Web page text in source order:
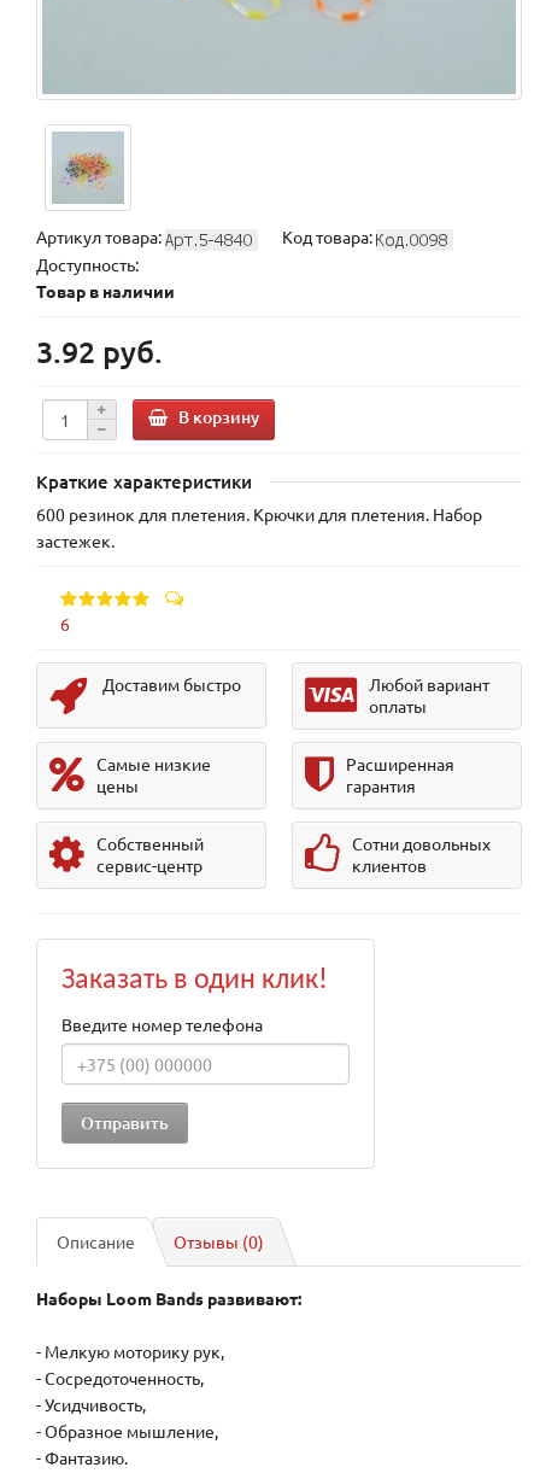
Артикул товара:
Код товара:
Доступность:
Товар в наличии
3.92 руб.
В корзину
Краткие характеристики
600 резинок для плетения. Крючки для плетения. Набор
застежек.
6
Доставим быстро
Любой вариант
оплаты
Самые низкие
цены
Расширенная
гарантия
Собственный
сервис-центр
Сотни довольных
клиентов
Заказать в один клик!
Введите номер телефона
Описание Отзывы (0)
Наборы Loom Bands развивают:
- Мелкую моторику рук,
- Сосредоточенность,
- Усидчивость,
- Образное мышление,
- Фантазию.